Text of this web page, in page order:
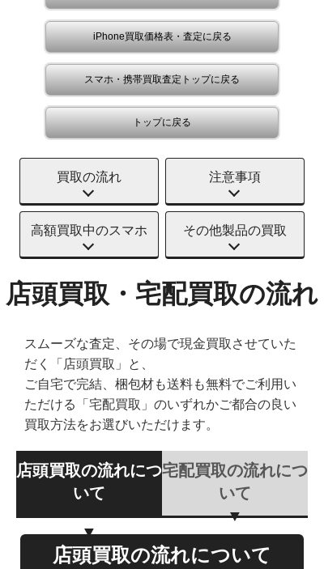
iPhone買取価格表・査定に戻る
スマホ・携帯買取査定トップに戻る
トップに戻る
買取の流れ 注意事項
高額買取中のスマホ その他製品の買取
店頭買取・宅配買取の流れ
スムーズな査定、その場で現金買取させていた
だく「店頭買取」と、
ご自宅で完結、梱包材も送料も無料でご利用い
ただける「宅配買取」のいずれかご都合の良い
買取方法をお選びいただけます。
店頭買取の流れにつ
いて
宅配買取の流れにつ
いて
店頭買取の流れについて